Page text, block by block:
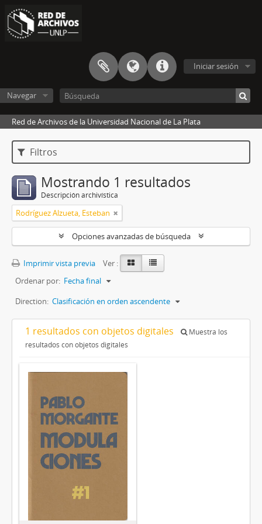
Iniciar sesión
Navegar
Red de Archivos de la Universidad Nacional de La Plata
Filtros
Mostrando 1 resultados
Descripción archivística
Rodríguez Alzueta, Esteban
Opciones avanzadas de búsqueda
Imprimir vista previa
Ver :
Ordenar por: Fecha final
Direction: Clasificación en orden ascendente
1 resultados con objetos digitales
Muestra los
resultados con objetos digitales